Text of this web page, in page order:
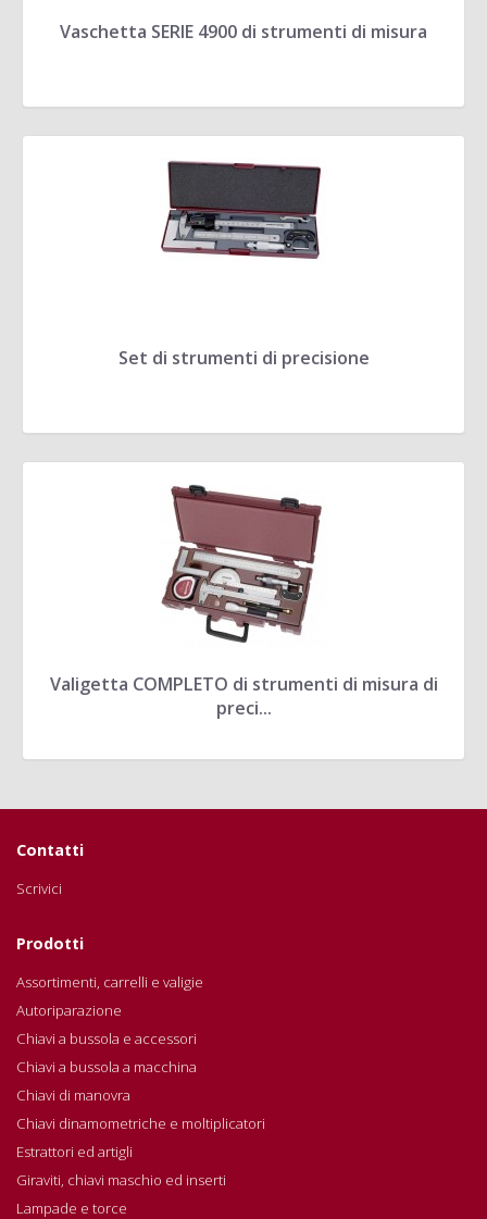
Vaschetta SERIE 4900 di strumenti di misura
Set di strumenti di precisione
Valigetta COMPLETO di strumenti di misura di
preci...
Contatti
Scrivici
Prodotti
Assortimenti, carrelli e valigie
Autoriparazione
Chiavi a bussola e accessori
Chiavi a bussola a macchina
Chiavi di manovra
Chiavi dinamometriche e moltiplicatori
Estrattori ed artigli
Giraviti, chiavi maschio ed inserti
Lampade e torce